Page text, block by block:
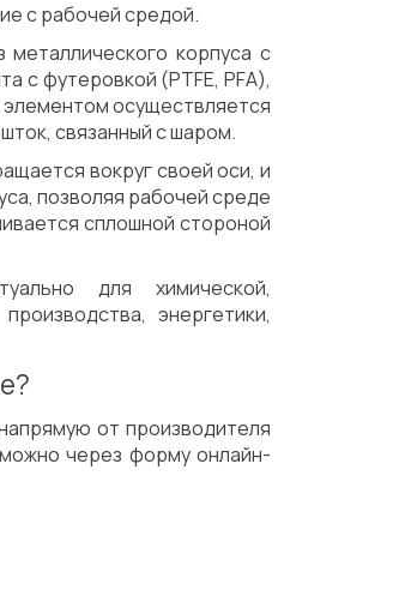
обработка Доставка
с рабочей средой.
корпуса с
с футеровкой (PTFE, PFA),
осуществляется
связанный с шаром.
вокруг своей оси, и
позволяя рабочей среде
сплошной стороной
для химической,
энергетики,
от производителя
через форму онлайн-